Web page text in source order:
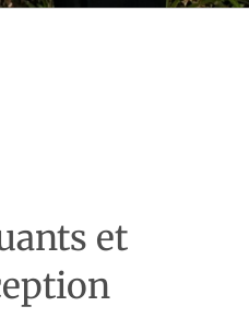
et